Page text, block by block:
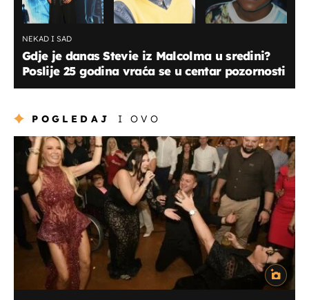
NEKAD I SAD
Gdje je danas Stevie iz Malcolma u sredini?
Poslije 25 godina vraća se u centar pozornosti
POGLEDAJ I OVO